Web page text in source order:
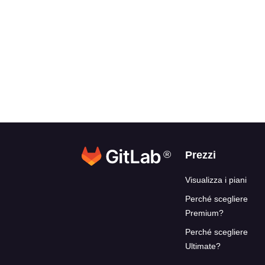
® Link del
Prezzi
Visualizza i piani
Perché scegliere
Premium?
Perché scegliere
Ultimate?